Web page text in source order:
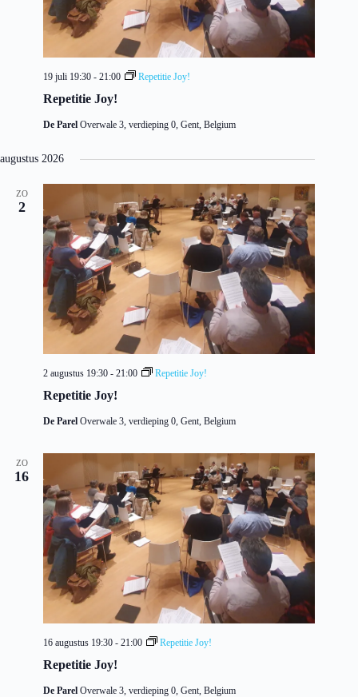
Repetitie Joy!
19 juli 19:30 - 21:00 Repetitie Joy!
De Parel Overwale 3, verdieping 0, Gent, Belgium
augustus 2026
ZO
2
Repetitie Joy!
2 augustus 19:30 - 21:00 Repetitie Joy!
De Parel Overwale 3, verdieping 0, Gent, Belgium
ZO
16
Repetitie Joy!
16 augustus 19:30 - 21:00 Repetitie Joy!
De Parel Overwale 3, verdieping 0, Gent, Belgium